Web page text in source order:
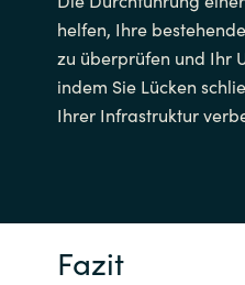
helfen, Ihre
zu überprüfen und Ihr
indem Sie Lücken
Ihrer Infrastruktur
Fazit